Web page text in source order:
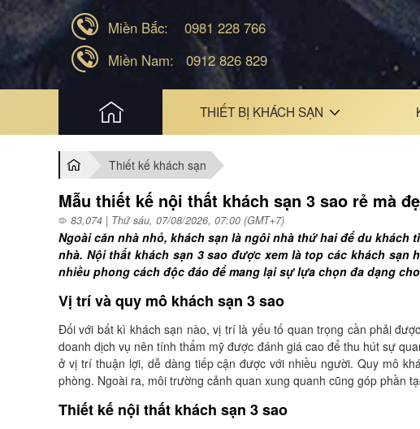
Miền Bắc:
0981 228 766
Miền Nam:
0912 826 829
THIẾT BỊ KHÁCH SẠN
Thiết kế khách sạn
Mẫu thiết kế nội thất khách sạn 3 sao rẻ mà
83,074 | Thứ sáu, 07/08/2026, 07:00 (GMT+7)
Ngoài căn nhà nhỏ, khách sạn là ngôi nhà thứ hai để du
nhà. Nội thất khách sạn 3 sao được xem là top các khách
nhiều phong cách độc đáo để mang lại sự lựa chọn đa dạng
Vị trí và quy mô khách sạn 3 sao
Đối với bất kì khách sạn nào, vị trí là yếu tố quan trọng cần phải
doanh dịch vụ nên tính thẩm mỹ được đánh giá cao để thu hút sự
ở vị trí thuận lợi, dễ dàng tiếp cận được với nhiều người. Quy mô
phòng. Ngoài ra, môi trường cảnh quan xung quanh cũng góp phần
Thiết kế nội thất khách sạn 3 sao